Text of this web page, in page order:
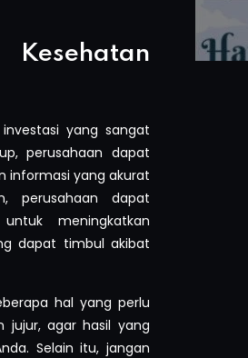
yang sangat
perusahaan dapat
informasi yang akurat
perusahaan dapat
meningkatkan
dapat timbul akibat
hal yang perlu
jujur, agar hasil yang
Selain itu, jangan